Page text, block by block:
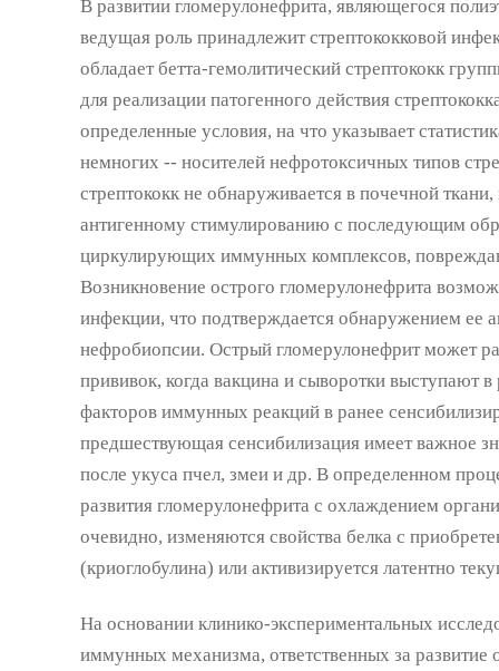
В развитии гломерулонефрита, являющегося
ведущая роль принадлежит стрептококковой
обладает бетта-гемолитический стрептококк
для реализации патогенного действия
определенные условия, на что указывает
немногих -- носителей нефротоксичных типов
стрептококк не обнаруживается в почечной
антигенному стимулированию с последующим
циркулирующих иммунных комплексов,
Возникновение острого гломерулонефрита
инфекции, что подтверждается обнаружением ее
нефробиопсии. Острый гломерулонефрит может
прививок, когда вакцина и сыворотки выступают
факторов иммунных реакций в ранее
предшествующая сенсибилизация имеет важное
после укуса пчел, змеи и др. В определенном
развития гломерулонефрита с охлаждением
очевидно, изменяются свойства белка с
(криоглобулина) или активизируется латентно
На основании клинико-экспериментальных
иммунных механизма, ответственных за развитие